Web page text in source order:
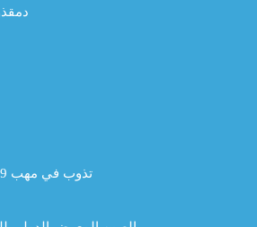
BFE 95 ، bfe98 ، bfe99 تذوب في مهب